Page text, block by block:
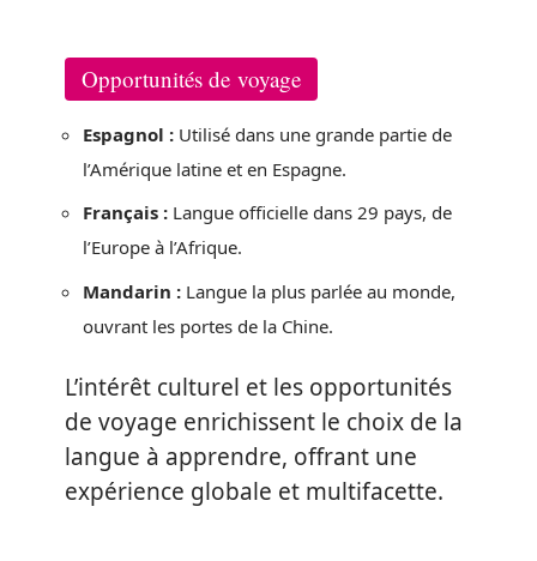
Opportunités de voyage
Espagnol : Utilisé dans une grande partie de
l’Amérique latine et en Espagne.
Français : Langue officielle dans 29 pays, de
l’Europe à l’Afrique.
Mandarin : Langue la plus parlée au monde,
ouvrant les portes de la Chine.
L’intérêt culturel et les opportunités
de voyage enrichissent le choix de la
langue à apprendre, offrant une
expérience globale et multifacette.